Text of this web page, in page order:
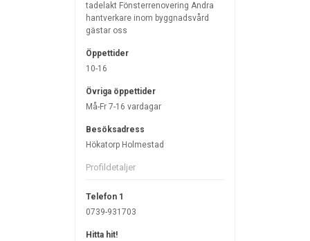
tadelakt Fönsterrenovering Andra
hantverkare inom byggnadsvård
gästar oss
Öppettider
10-16
Övriga öppettider
Må-Fr 7-16 vardagar
Besöksadress
Hökatorp Holmestad
Profildetaljer
Telefon 1
0739-931703
Hitta hit!